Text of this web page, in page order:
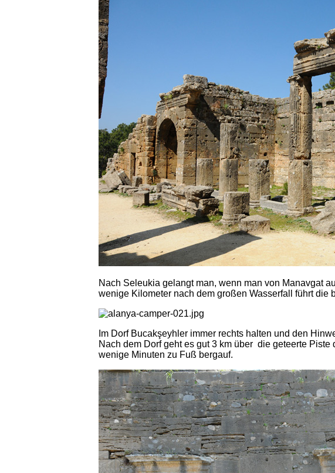
Nach Seleukia gelangt man, wenn man von Manavgat
wenige Kilometer nach dem großen Wasserfall führt die
Im Dorf Bucakşeyhler immer rechts halten und den
Nach dem Dorf geht es gut 3 km über die geteerte
wenige Minuten zu Fuß bergauf.